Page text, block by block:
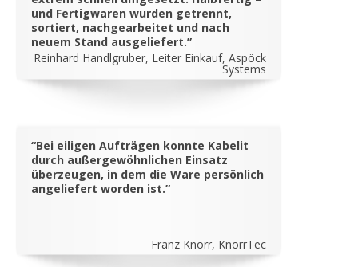
und Fertigwaren wurden getrennt,
sortiert, nachgearbeitet und nach
neuem Stand ausgeliefert.”
Reinhard Handlgruber, Leiter Einkauf, Aspöck
Systems
“Bei eiligen Aufträgen konnte Kabelit
durch außergewöhnlichen Einsatz
überzeugen, in dem die Ware persönlich
angeliefert worden ist.”
Franz Knorr, KnorrTec